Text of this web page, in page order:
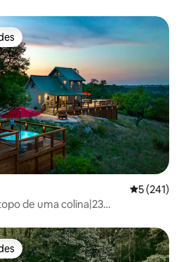
dos hóspedes
5 de uma
5 (241)
de uma colina|23
dos hóspedes